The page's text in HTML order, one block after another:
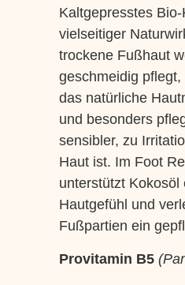
Kaltgepresstes
vielseitiger
trockene Fußhaut
geschmeidig
das natürliche
und besonders
sensibler, zu
Haut ist. Im Foot
unterstützt Kokosöl
Hautgefühl und
Fußpartien ein
Provitamin B5